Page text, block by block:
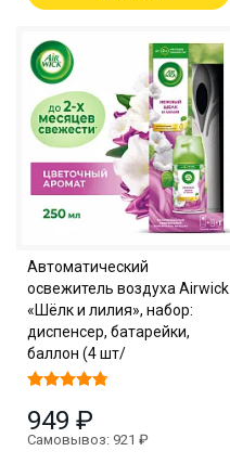
Автоматический
освежитель воздуха Airwick
«Шёлк и лилия», набор:
диспенсер, батарейки,
баллон (4 шт/
949 ₽
Самовывоз: 921 ₽